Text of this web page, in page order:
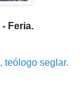
Feria.
teólogo seglar.